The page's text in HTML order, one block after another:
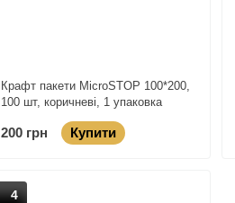
Крафт пакети MicroSTOP 100*200,
100 шт, коричневі, 1 упаковка
200 грн Купити
4